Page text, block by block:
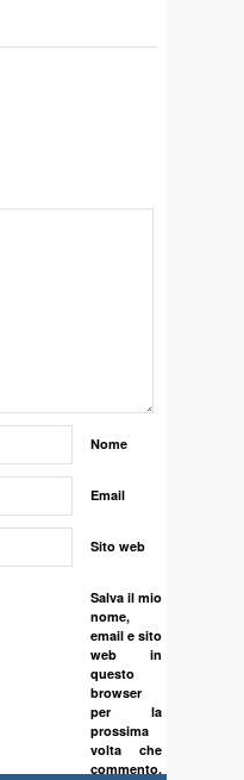
Nome
Email
Sito web
Salva il mio
nome,
email e sito
web in
questo
browser
per la
prossima
volta che
commento.